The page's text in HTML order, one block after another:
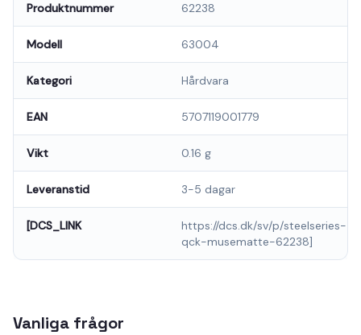
Produktnummer 62238
Modell 63004
Kategori Hårdvara
EAN 5707119001779
Vikt 0.16 g
Leveranstid 3-5 dagar
[DCS_LINK
https://dcs.dk/sv/p/steelseries-
qck-musematte-62238]
Vanliga frågor